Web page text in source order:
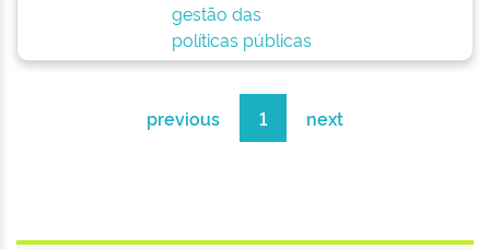
gestão das
políticas públicas
previous 1 next